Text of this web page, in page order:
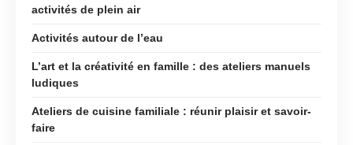
activités de plein air
Activités autour de l’eau
L’art et la créativité en famille : des ateliers manuels
ludiques
Ateliers de cuisine familiale : réunir plaisir et savoir-
faire